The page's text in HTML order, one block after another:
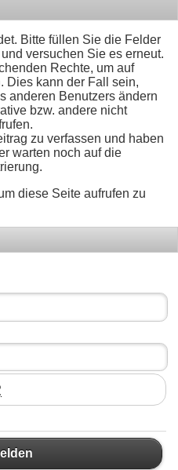
Bitte füllen Sie die Felder
versuchen Sie es erneut.
Rechte, um auf
Dies kann der Fall sein,
anderen Benutzers ändern
bzw. andere nicht
zu verfassen und haben
warten noch auf die
diese Seite aufrufen zu